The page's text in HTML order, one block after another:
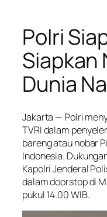
Polri
Siapkan
Dunia
Jakarta — Polri
TVRI dalam
bareng atau nobar
Indonesia.
Kapolri Jenderal
dalam doorstop di
pukul 14.00 WIB.